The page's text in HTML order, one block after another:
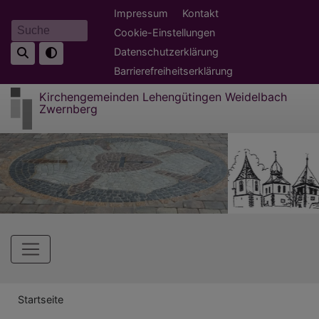
zum
Inhalt
Suche
Fußbereichsmenü
Impressum
Kontakt
Cookie-Einstellungen
Datenschutzerklärung
Barrierefreiheitserklärung
Kirchengemeinden Lehengütingen Weidelbach
Zwernberg
Hauptnavigation
Breadcrumb
Startseite